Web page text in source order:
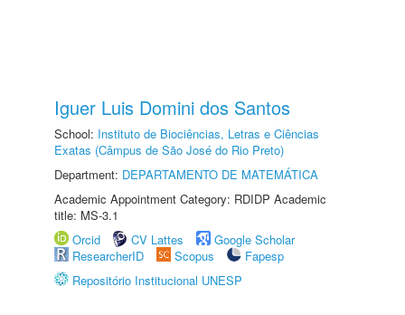
Iguer Luis Domini dos Santos
School: Instituto de Biociências, Letras e Ciências
Exatas (Câmpus de São José do Rio Preto)
Department: DEPARTAMENTO DE MATEMÁTICA
Academic Appointment Category: RDIDP Academic
title: MS-3.1
Orcid
CV Lattes
Google Scholar
ResearcherID
Scopus
Fapesp
Repositório Institucional UNESP